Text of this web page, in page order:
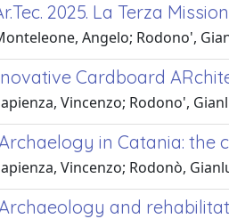
2025. La Terza
Angelo; Rodono',
Cardboard
Vincenzo; Rodono',
in Catania: the
Vincenzo; Rodonò,
and